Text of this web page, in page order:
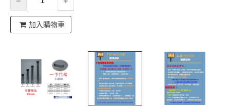
加入購物車